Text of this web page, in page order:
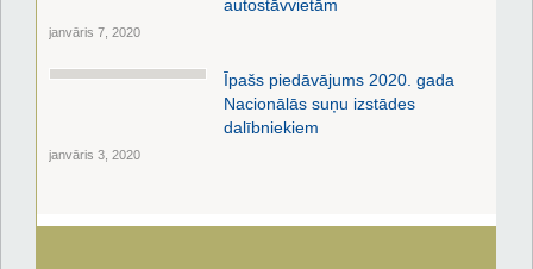
autostāvvietām
janvāris 7, 2020
Īpašs piedāvājums 2020. gada
Nacionālās suņu izstādes
dalībniekiem
janvāris 3, 2020